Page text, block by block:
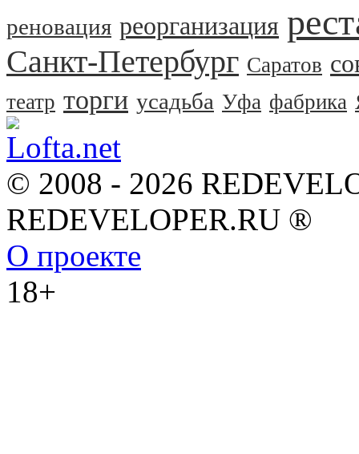
реновация реорганизация
Санкт-Петербург Саратов
театр торги усадьба Уфа фабрика
© 2008 - 2026
REDEVELOPER.RU ®
О проекте
18+